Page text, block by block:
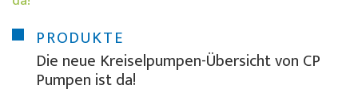
PRODUKTE
Die neue Kreiselpumpen-Übersicht von CP
Pumpen ist da!